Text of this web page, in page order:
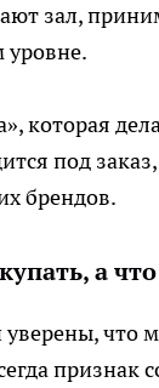
зал,
уровне.
которая
под
брендов.
а
уверены, что
признак